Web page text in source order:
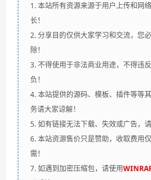
1. 本站所有资源来源于用户上传和网
长！
2. 分享目的仅供大家学习和交流，您
除！
3. 不得使用于非法商业用途，不得违
负！
4. 本站提供的源码、模板、插件等等
务请大家谅解！
5. 如有链接无法下载、失效或广告，
6. 本站资源售价只是赞助，收取费用
需！
7. 如遇到加密压缩包，请使用